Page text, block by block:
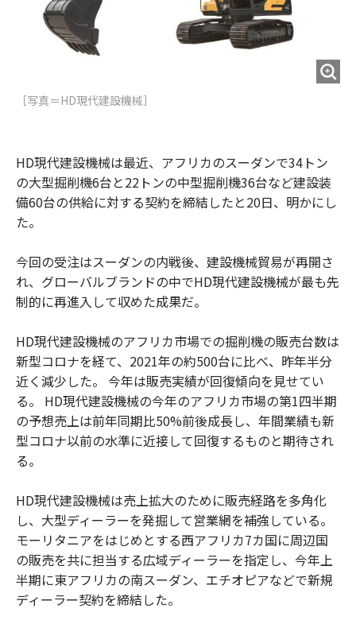
［写真＝HD現代建設機械］
HD現代建設機械は最近、アフリカのスーダンで34トン
の大型掘削機6台と22トンの中型掘削機36台など建設装
備60台の供給に対する契約を締結したと20日、明かにし
た。
今回の受注はスーダンの内戦後、建設機械貿易が再開さ
れ、グローバルブランドの中でHD現代建設機械が最も先
制的に再進入して収めた成果だ。
HD現代建設機械のアフリカ市場での掘削機の販売台数は
新型コロナを経て、2021年の約500台に比べ、昨年半分
近く減少した。 今年は販売実績が回復傾向を見せてい
る。 HD現代建設機械の今年のアフリカ市場の第1四半期
の予想売上は前年同期比50%前後成長し、年間業績も新
型コロナ以前の水準に近接して回復するものと期待され
る。
HD現代建設機械は売上拡大のために販売経路を多角化
し、大型ディーラーを発掘して営業網を補強している。
モーリタニアをはじめとする西アフリカ7カ国に周辺国
の販売を共に担当する広域ディーラーを指定し、今年上
半期に東アフリカの南スーダン、エチオピアなどで新規
ディーラー契約を締結した。